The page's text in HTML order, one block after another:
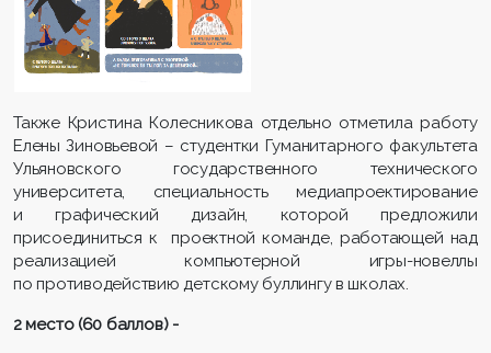
Также Кристина Колесникова отдельно отметила работу
Елены Зиновьевой – студентки Гуманитарного факультета
Ульяновского государственного технического
университета, специальность медиапроектирование
и графический дизайн, которой предложили
присоединиться к проектной команде, работающей над
реализацией компьютерной игры-новеллы
по противодействию детскому буллингу в школах.
2 место (60 баллов) -